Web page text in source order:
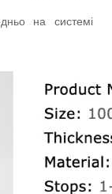
на системі